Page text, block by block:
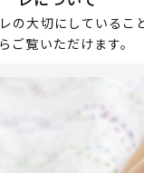
の大切にしているこ
ご覧いただけます。